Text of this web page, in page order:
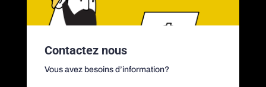
Contactez nous
Vous avez besoins d’information?